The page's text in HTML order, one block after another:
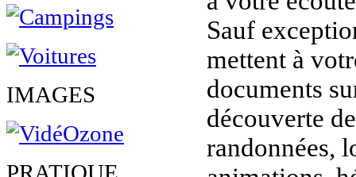
IMAGES
Sauf
mettent à
documents
découverte
randonnées,